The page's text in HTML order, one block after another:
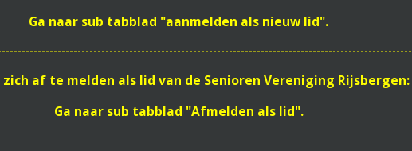
Ga naar sub tabblad "aanmelden als nieuw lid".
zich af te melden als lid van de Senioren Vereniging Rijsbergen:
Ga naar sub tabblad "Afmelden als lid".